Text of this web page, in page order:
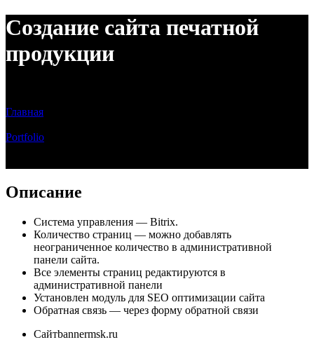
Создание сайта печатной
продукции
Главная
Portfolio
Описание
Система управления — Bitrix.
Количество страниц — можно добавлять
неограниченное количество в административной
панели сайта.
Все элементы страниц редактируются в
административной панели
Установлен модуль для SEO оптимизации сайта
Обратная связь — через форму обратной связи
Сайтbannermsk.ru